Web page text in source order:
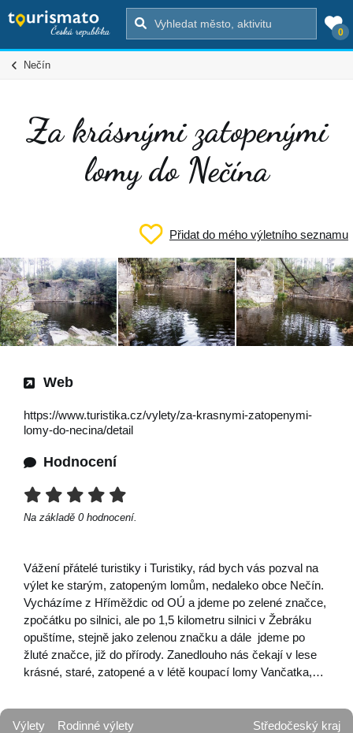
0
Nečín
Za krásnými zatopenými
lomy do Nečína
Přidat do mého výletního seznamu
Web
https://www.turistika.cz/vylety/za-krasnymi-zatopenymi-
lomy-do-necina/detail
Hodnocení
Na základě 0 hodnocení.
Vážení přátelé turistiky i Turistiky, rád bych vás pozval na
výlet ke starým, zatopeným lomům, nedaleko obce Nečín.
Vycházíme z Hříměždic od OÚ a jdeme po zelené značce,
zpočátku po silnici, ale po 1,5 kilometru silnici v Žebráku
opuštíme, stejně jako zelenou značku a dále jdeme po
žluté značce, již do přírody. Zanedlouho nás čekají v lese
krásné, staré, zatopené a v létě koupací lomy Vančatka,…
Výlety
Rodinné výlety
Středočeský kraj